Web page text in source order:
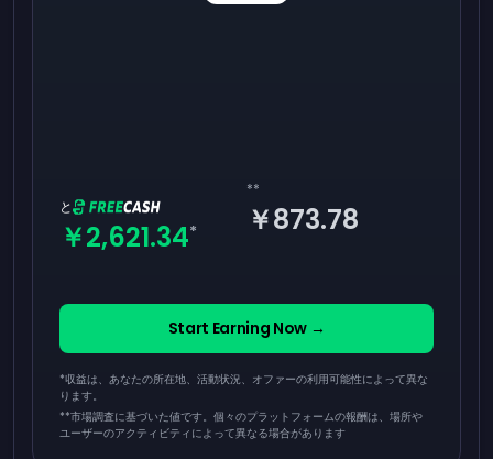
と
￥2,621.34*
**
￥873.78
Start Earning Now →
*収益は、あなたの所在地、活動状況、オファーの利用可能性によって異な
ります。
**市場調査に基づいた値です。個々のプラットフォームの報酬は、場所や
ユーザーのアクティビティによって異なる場合があります